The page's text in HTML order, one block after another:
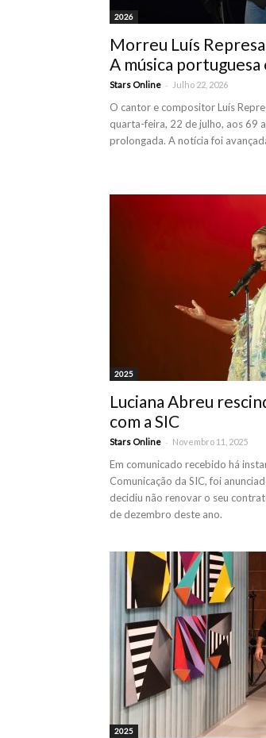
2026
Morreu Luís
A música portuguesa
Stars Online - Julho 22, 2026
O cantor e compositor Luís
quarta-feira, 22 de julho, aos 69
prolongada. A notícia foi
2025
Luciana Abreu
com a SIC
Stars Online - Novembro 11, 2025
Em comunicado recebido há
Comunicação da SIC, foi
decidiu não renovar o seu
de dezembro deste ano.
2025